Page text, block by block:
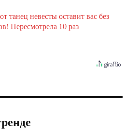
танец невесты оставит вас без
Пересмотрела 10 раз